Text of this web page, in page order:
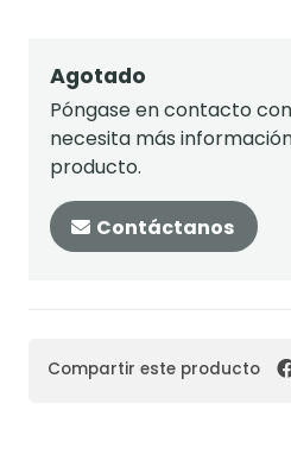
Agotado
Póngase en contacto
necesita más
producto.
Contáctanos
Compartir este producto